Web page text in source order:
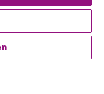
website van vidaXL